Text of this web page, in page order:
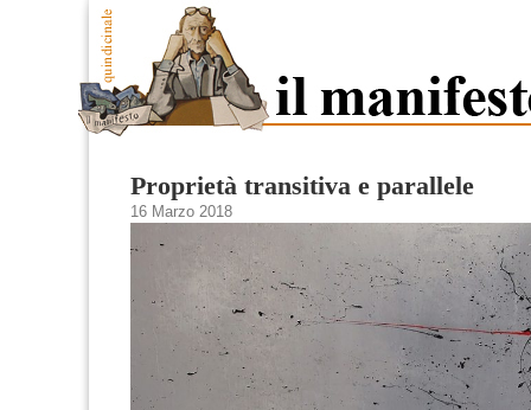
Proprietà transitiva e parallele
16 Marzo 2018